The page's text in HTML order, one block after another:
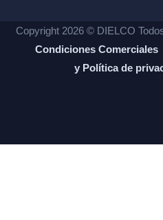
Copyright 2026 © DIELCO
Condiciones Comerciales
y Política de